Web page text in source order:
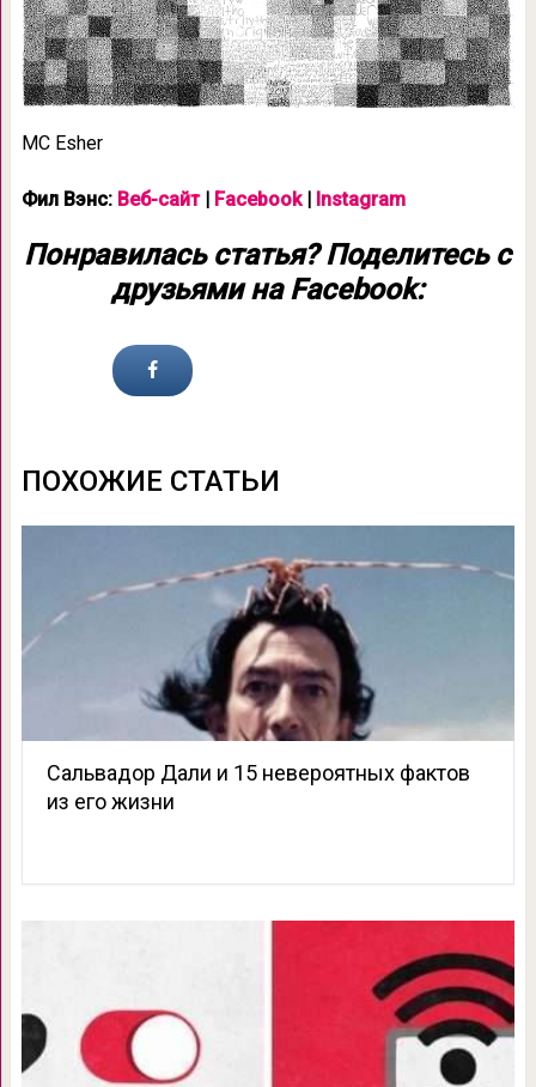
MC Esher
Фил Вэнс: Веб-сайт| Facebook| Instagram
Понравилась статья? Поделитесь с
друзьями на Facebook:
ПОХОЖИЕ СТАТЬИ
Сальвадор Дали и 15 невероятных фактов
из его жизни